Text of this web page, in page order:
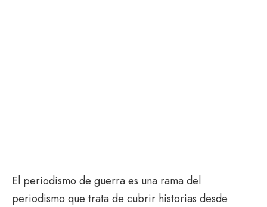
El periodismo de guerra es una rama del
periodismo que trata de cubrir historias desde